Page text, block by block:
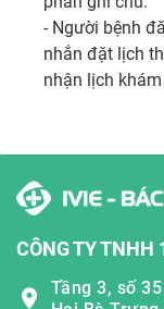
- Người bệnh
nhắn đặt lịch
nhận lịch khám
CÔNG TY TNHH
Tầng 3, số